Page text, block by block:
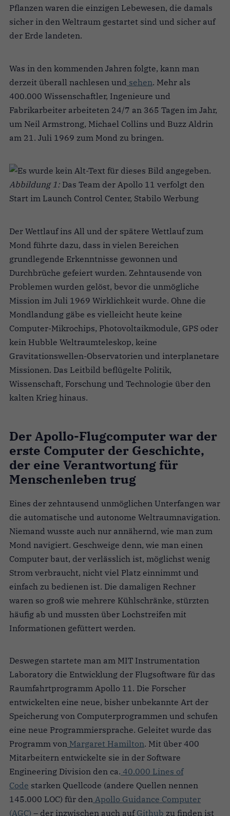
Pflanzen waren die einzigen Lebewesen, die damals
sicher in den Weltraum gestartet sind und sicher auf
der Erde landeten.
Was in den kommenden Jahren folgte, kann man
derzeit überall nachlesen und sehen. Mehr als
400.000 Wissenschaftler, Ingenieure und
Fabrikarbeiter arbeiteten 24/7 an 365 Tagen im Jahr,
um Neil Armstrong, Michael Collins und Buzz Aldrin
am 21. Juli 1969 zum Mond zu bringen.
Abbildung 1: Das Team der Apollo 11 verfolgt den
Start im Launch Control Center, Stabilo Werbung
Der Wettlauf ins All und der spätere Wettlauf zum
Mond führte dazu, dass in vielen Bereichen
grundlegende Erkenntnisse gewonnen und
Durchbrüche gefeiert wurden. Zehntausende von
Problemen wurden gelöst, bevor die unmögliche
Mission im Juli 1969 Wirklichkeit wurde. Ohne die
Mondlandung gäbe es vielleicht heute keine
Computer-Mikrochips, Photovoltaikmodule, GPS oder
kein Hubble Weltraumteleskop, keine
Gravitationswellen-Observatorien und interplanetare
Missionen. Das Leitbild beflügelte Politik,
Wissenschaft, Forschung und Technologie über den
kalten Krieg hinaus.
Der Apollo-Flugcomputer war der
erste Computer der Geschichte,
der eine Verantwortung für
Menschenleben trug
Eines der zehntausend unmöglichen Unterfangen war
die automatische und autonome Weltraumnavigation.
Niemand wusste auch nur annähernd, wie man zum
Mond navigiert. Geschweige denn, wie man einen
Computer baut, der verlässlich ist, möglichst wenig
Strom verbraucht, nicht viel Platz einnimmt und
einfach zu bedienen ist. Die damaligen Rechner
waren so groß wie mehrere Kühlschränke, stürzten
häufig ab und mussten über Lochstreifen mit
Informationen gefüttert werden.
Deswegen startete man am MIT Instrumentation
Laboratory die Entwicklung der Flugsoftware für das
Raumfahrtprogramm Apollo 11. Die Forscher
entwickelten eine neue, bisher unbekannte Art der
Speicherung von Computerprogrammen und schufen
eine neue Programmiersprache. Geleitet wurde das
Programm von Margaret Hamilton. Mit über 400
Mitarbeitern entwickelte sie in der Software
Engineering Division den ca. 40.000 Lines of
Code starken Quellcode (andere Quellen nennen
145.000 LOC) für den Apollo Guidance Computer
(AGC) – der inzwischen auch aufGithub zu finden ist